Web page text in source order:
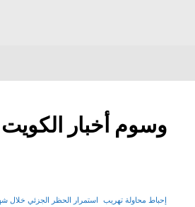
وسوم أخبار الكويت
إحباط محاولة تهريب استمرار الحظر الجزئي خلال